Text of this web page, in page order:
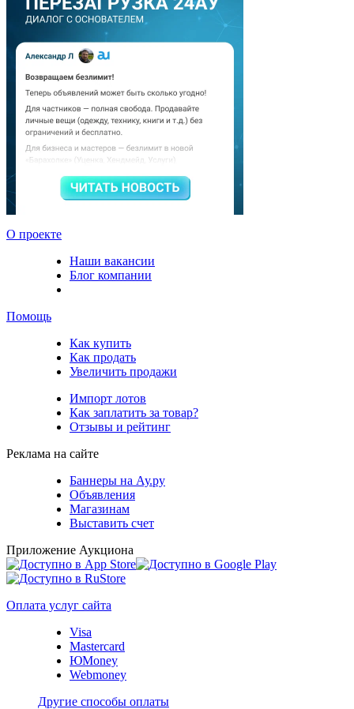
О проекте
Наши вакансии
Блог компании
Помощь
Как купить
Как продать
Увеличить продажи
Импорт лотов
Как заплатить за товар?
Отзывы и рейтинг
Реклама на сайте
Баннеры на Ау.ру
Объявления
Магазинам
Выставить счет
Приложение Аукциона
Оплата услуг сайта
Visa
Mastercard
ЮMoney
Webmoney
Другие способы оплаты